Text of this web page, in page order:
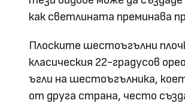
как светлината преминава
Плоските шестоъгълни
класическия 22-градусов
ъгли на шестоъгълника,
от друга страна, често